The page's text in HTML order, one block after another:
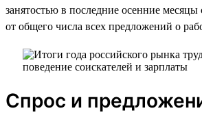
занятостью в последние осенние месяцы
от общего числа всех предложений о
Спрос и